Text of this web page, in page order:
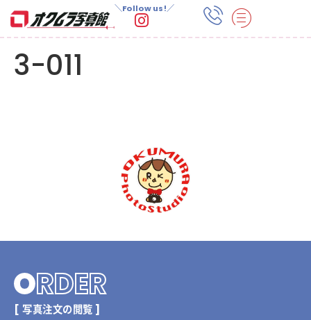
＼Follow us!／
3-011
ORDER
[ 写真注文の閲覧 ]